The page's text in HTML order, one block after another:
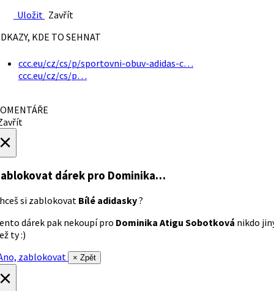
Uložit Zavřít
KDE TO SEHNAT
ccc.eu/cz/cs/p/sportovni-obuv-adidas-c…
ccc.eu/cz/cs/p…
dárek pro Dominika…
si zablokovat Bílé adidasky?
dárek pak nekoupí pro Dominika Atigu Sobotková nikdo
ty :)
zablokovat
× Zpět